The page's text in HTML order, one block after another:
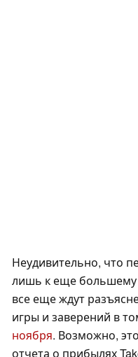
Неудивительно, что
лишь к еще большему
все еще ждут
игры и заверений в
ноября. Возможно,
отчета о прибылях